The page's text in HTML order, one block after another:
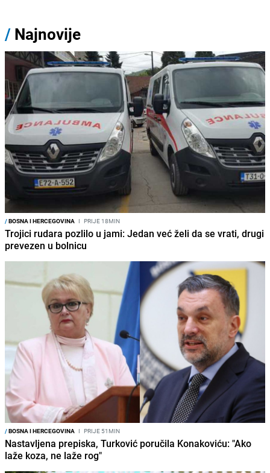
/ Najnovije
/BOSNA I HERCEGOVINA I PRIJE 18MIN
Trojici rudara pozlilo u jami: Jedan već želi da se vrati, drugi
prevezen u bolnicu
/BOSNA I HERCEGOVINA I PRIJE 51MIN
Nastavljena prepiska, Turković poručila Konakoviću: "Ako
laže koza, ne laže rog"